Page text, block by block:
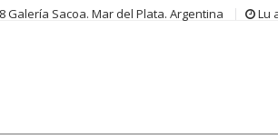
Galería Sacoa. Mar del Plata. Argentina Lu